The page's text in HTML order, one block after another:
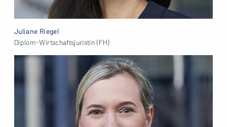
Juliane Riegel
Diplom-Wirtschaftsjuristin (FH)